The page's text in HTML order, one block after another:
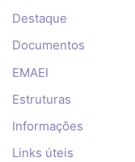
Destaque
Documentos
EMAEI
Estruturas
Informações
Links úteis